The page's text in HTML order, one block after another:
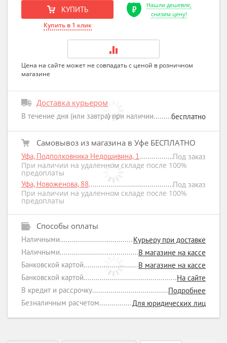
КУПИТЬ
Купить в 1 клик
Нашли дешевле,
снизим цену!
Цена на сайте может не совпадать с ценой в розничном
магазине
Доставка курьером
В течение дня (или завтра) при наличии бесплатно
Самовывоз из магазина в Уфе БЕСПЛАТНО
Уфа, Подполковника Недошивина, 1
Под заказ
При наличии на удаленном складе после 100%
предоплаты
Уфа, Новоженова, 88
Под заказ
При наличии на удаленном складе после 100%
предоплаты
Способы оплаты
Наличными
Курьеру при доставке
Наличными
В магазине на кассе
Банковской картой
В магазине на кассе
Банковской картой
На сайте
В кредит и рассрочку
Подробнее
Безналичным расчетом
Для юридических лиц